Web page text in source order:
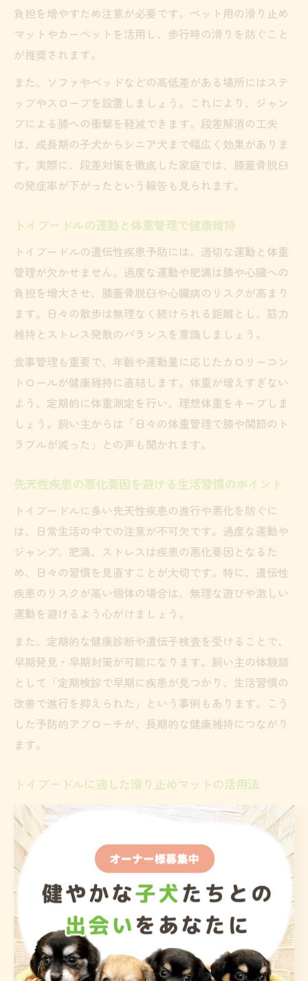
負担を増やすため注意が必要です。ペット用の滑り止め
マットやカーペットを活用し、歩行時の滑りを防ぐこと
が推奨されます。
また、ソファやベッドなどの高低差がある場所にはステ
ップやスロープを設置しましょう。これにより、ジャン
プによる膝への衝撃を軽減できます。段差解消の工夫
は、成長期の子犬からシニア犬まで幅広く効果がありま
す。実際に、段差対策を徹底した家庭では、膝蓋骨脱臼
の発症率が下がったという報告も見られます。
トイプードルの運動と体重管理で健康維持
トイプードルの遺伝性疾患予防には、適切な運動と体重
管理が欠かせません。過度な運動や肥満は膝や心臓への
負担を増大させ、膝蓋骨脱臼や心臓病のリスクが高まり
ます。日々の散歩は無理なく続けられる距離とし、筋力
維持とストレス発散のバランスを意識しましょう。
食事管理も重要で、年齢や運動量に応じたカロリーコン
トロールが健康維持に直結します。体重が増えすぎない
よう、定期的に体重測定を行い、理想体重をキープしま
しょう。飼い主からは「日々の体重管理で膝や関節のト
ラブルが減った」との声も聞かれます。
先天性疾患の悪化要因を避ける生活習慣のポイント
トイプードルに多い先天性疾患の進行や悪化を防ぐに
は、日常生活の中での注意が不可欠です。過度な運動や
ジャンプ、肥満、ストレスは疾患の悪化要因となるた
め、日々の習慣を見直すことが大切です。特に、遺伝性
疾患のリスクが高い個体の場合は、無理な遊びや激しい
運動を避けるよう心がけましょう。
また、定期的な健康診断や遺伝子検査を受けることで、
早期発見・早期対策が可能になります。飼い主の体験談
として「定期検診で早期に疾患が見つかり、生活習慣の
改善で進行を抑えられた」という事例もあります。こう
した予防的アプローチが、長期的な健康維持につながり
ます。
トイプードルに適した滑り止めマットの活用法
滑り止めマットは、トイプードルの膝蓋骨脱臼や関節疾
患のリスク低減に効果的なアイテムです。マットをリビ
ングや廊下、よく歩く場所に敷くことで、床での滑りを
防ぎ、足腰への負担を軽減します。特にフローリングの
家庭では、マットの導入が推奨されています。
選ぶ際は、洗濯可能で耐久性の高い素材を選び、定期的
に清潔を保つことが重要です。また、厚みやクッション
性も考慮し、犬が安心して歩ける環境を整えましょう。